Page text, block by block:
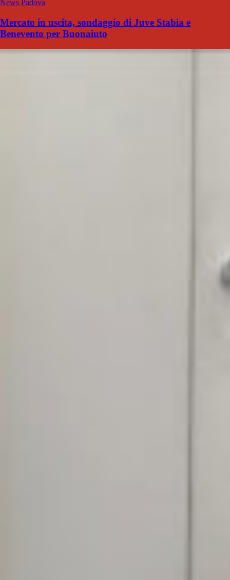
News Padova
Mercato in uscita, sondaggio di Juve Stabia e
Benevento per Buonaiuto